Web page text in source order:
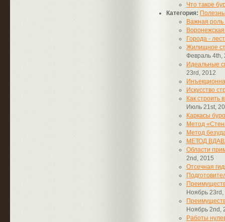
Что такое
Категория:
Важная роль
Города -
Жилищное
Февраль 4th,
Идеальные
23rd, 2012
Искусство
Как строить
Июль 21st,
Каркасы
Метод
Метод
МЕТОД
Области
2nd, 2015
Отсечная
Ноябрь 23rd,
Ноябрь 2nd,
Работы